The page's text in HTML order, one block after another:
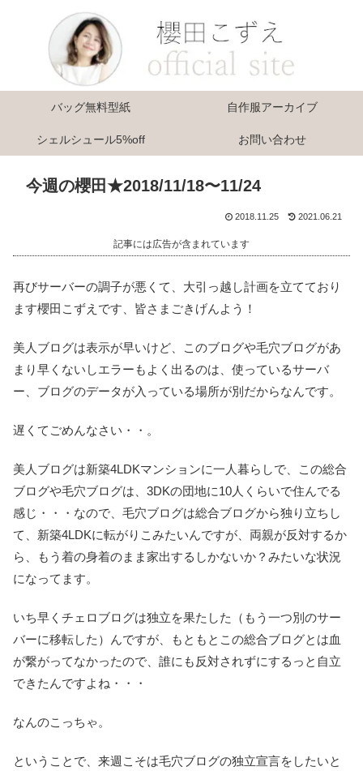
バッグ無料型紙 自作服アーカイブ
シェルシュール5%off お問い合わせ
今週の櫻田★2018/11/18〜11/24
2018.11.25 2021.06.21
記事には広告が含まれています
再びサーバーの調子が悪くて、大引っ越し計画を立てており
ます櫻田こずえです、皆さまごきげんよう！
美人ブログは表示が早いけど、このブログや毛穴ブログがあ
まり早くないしエラーもよく出るのは、使っているサーバ
ー、ブログのデータが入っている場所が別だからなんです。
遅くてごめんなさい・・。
美人ブログは新築4LDKマンションに一人暮らしで、この総合
ブログや毛穴ブログは、3DKの団地に10人くらいで住んでる
感じ・・・なので、毛穴ブログは総合ブログから独り立ちし
て、新築4LDKに転がりこみたいんですが、両親が反対するか
ら、もう着の身着のまま家出するしかないか？みたいな状況
になってます。
いち早くチェロブログは独立を果たした（もう一つ別のサー
バーに移転した）んですが、もともとこの総合ブログとは血
が繋がってなかったので、誰にも反対されずにするっと自立
できたんですよね・・・
なんのこっちゃ。
ということで、来週こそは毛穴ブログの独立宣言をしたいと